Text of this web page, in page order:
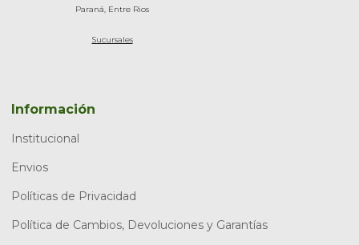
Paraná, Entre Rios
Sucursales
Información
Institucional
Envios
Políticas de Privacidad
Política de Cambios, Devoluciones y Garantías